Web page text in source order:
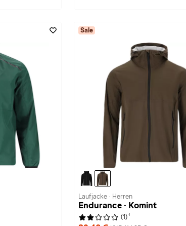
Sale
Laufjacke · Herren
Endurance · Komint
(1) 1